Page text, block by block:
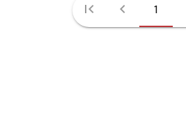
first_page chevron_left 1